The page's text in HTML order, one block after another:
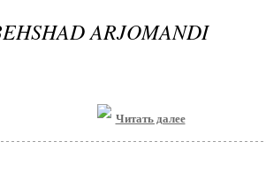
ARJOMANDI
Читать далее